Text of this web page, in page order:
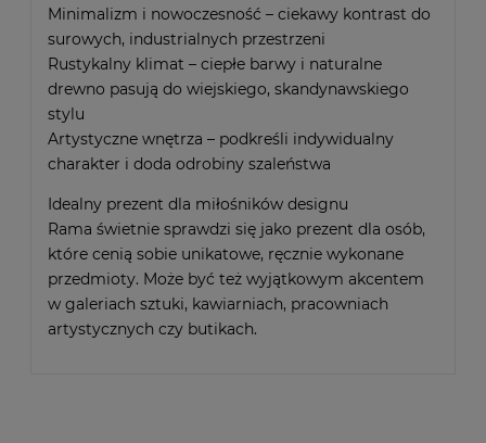
Minimalizm i nowoczesność – ciekawy kontrast do
surowych, industrialnych przestrzeni
Rustykalny klimat – ciepłe barwy i naturalne
drewno pasują do wiejskiego, skandynawskiego
stylu
Artystyczne wnętrza – podkreśli indywidualny
charakter i doda odrobiny szaleństwa
Idealny prezent dla miłośników designu
Rama świetnie sprawdzi się jako prezent dla osób,
które cenią sobie unikatowe, ręcznie wykonane
przedmioty. Może być też wyjątkowym akcentem
w galeriach sztuki, kawiarniach, pracowniach
artystycznych czy butikach.